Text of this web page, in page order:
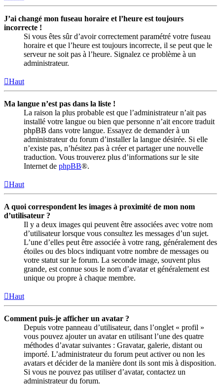
J’ai changé mon fuseau horaire et l’heure est toujours
incorrecte !
Si vous êtes sûr d’avoir correctement paramétré votre fuseau
horaire et que l’heure est toujours incorrecte, il se peut que le
serveur ne soit pas à l’heure. Signalez ce problème à un
administrateur.
Haut
Ma langue n’est pas dans la liste !
La raison la plus probable est que l’administrateur n’ait pas
installé votre langue ou bien que personne n’ait encore traduit
phpBB dans votre langue. Essayez de demander à un
administrateur du forum d’installer la langue désirée. Si elle
n’existe pas, n’hésitez pas à créer et partager une nouvelle
traduction. Vous trouverez plus d’informations sur le site
Internet de phpBB®.
Haut
A quoi correspondent les images à proximité de mon nom
d’utilisateur ?
Il y a deux images qui peuvent être associées avec votre nom
d’utilisateur lorsque vous consultez les messages d’un sujet.
L’une d’elles peut être associée à votre rang, généralement des
étoiles ou des blocs indiquant votre nombre de messages ou
votre statut sur le forum. La seconde image, souvent plus
grande, est connue sous le nom d’avatar et généralement est
unique ou propre à chaque membre.
Haut
Comment puis-je afficher un avatar ?
Depuis votre panneau d’utilisateur, dans l’onglet « profil »
vous pouvez ajouter un avatar en utilisant l’une des quatre
méthodes d’avatar suivantes : Gravatar, galerie, distant ou
importé. L’administrateur du forum peut activer ou non les
avatars et décider de la manière dont ils sont mis à disposition.
Si vous ne pouvez pas utiliser d’avatar, contactez un
administrateur du forum.